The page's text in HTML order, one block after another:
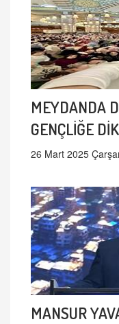
MEYDANDA
GENÇLİĞE
26 Mart 2025
MANSUR